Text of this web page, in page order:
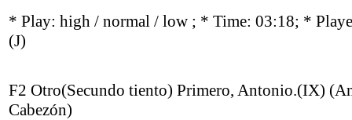
* Play: high / normal / low ; * Time: 03:18; *
(J)
F2 Otro(Secundo tiento) Primero, Antonio.(IX)
Cabezón)